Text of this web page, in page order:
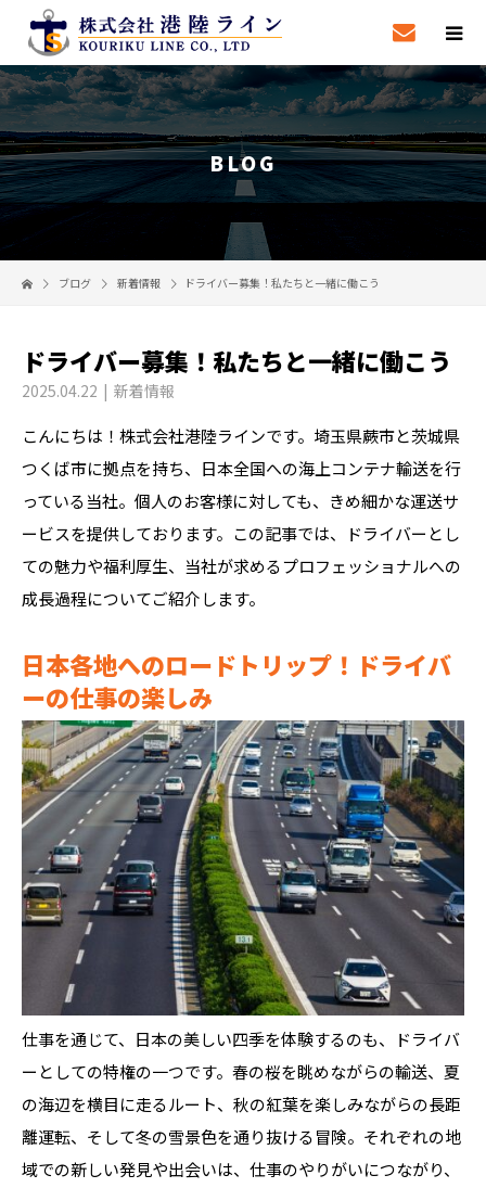
BLOG
ブログ 新着情報 ドライバー募集！私たちと一緒に働こう
ドライバー募集！私たちと一緒に働こう
2025.04.22 新着情報
こんにちは！株式会社港陸ラインです。埼玉県蕨市と茨城県
つくば市に拠点を持ち、日本全国への海上コンテナ輸送を行
っている当社。個人のお客様に対しても、きめ細かな運送サ
ービスを提供しております。この記事では、ドライバーとし
ての魅力や福利厚生、当社が求めるプロフェッショナルへの
成長過程についてご紹介します。
日本各地へのロードトリップ！ドライバ
ーの仕事の楽しみ
仕事を通じて、日本の美しい四季を体験するのも、ドライバ
ーとしての特権の一つです。春の桜を眺めながらの輸送、夏
の海辺を横目に走るルート、秋の紅葉を楽しみながらの長距
離運転、そして冬の雪景色を通り抜ける冒険。それぞれの地
域での新しい発見や出会いは、仕事のやりがいにつながり、